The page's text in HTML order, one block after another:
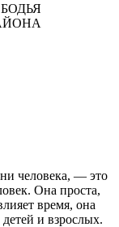
человека, — это
Она проста,
время, она
и взрослых.